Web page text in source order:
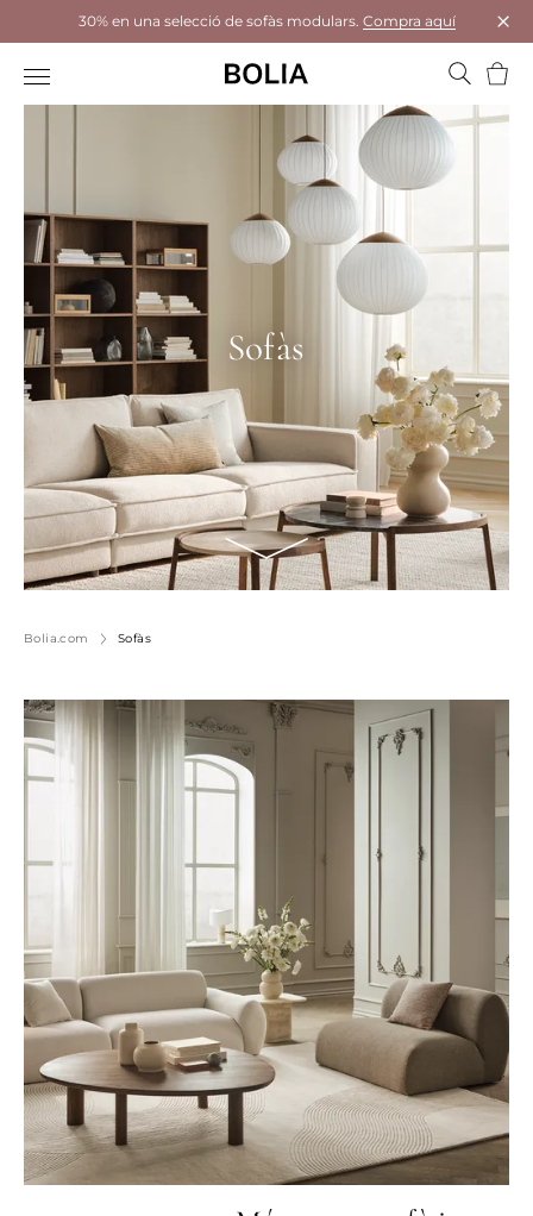
30% en una selecció de sofàs modulars. Compra aquí
Sofàs
Bolia.com Sofàs